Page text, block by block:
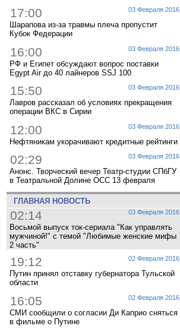
03 Февраля 2016
17:00
Шарапова из-за травмы плеча пропустит
Кубок Федерации
03 Февраля 2016
16:00
РФ и Египет обсуждают вопрос поставки
Egypt Air до 40 лайнеров SSJ 100
03 Февраля 2016
15:50
Лавров рассказал об условиях прекращения
операции ВКС в Сирии
03 Февраля 2016
12:00
Нефтяникам укорачивают кредитные рейтинги
03 Февраля 2016
02:29
Анонс. Творческий вечер Театр-студии СПбГУ
в Театральной Долине ОСС 13 февраля
ГЛАВНАЯ НОВОСТЬ
03 Февраля 2016
02:14
Восьмой выпуск ток-сериала "Как управлять
мужчиной!" с темой "Любимые женские мифы
2 часть"
02 Февраля 2016
19:12
Путин принял отставку губернатора Тульской
области
02 Февраля 2016
16:05
СМИ сообщили о согласии Ди Каприо сняться
в фильме о Путине